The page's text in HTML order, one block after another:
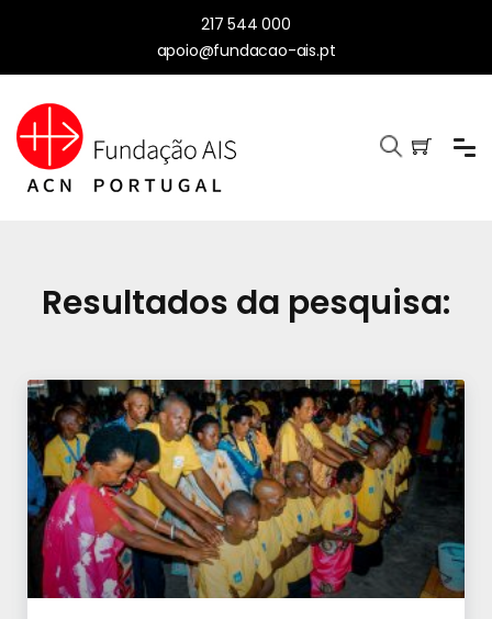
217 544 000
apoio@fundacao-ais.pt
Resultados da pesquisa: